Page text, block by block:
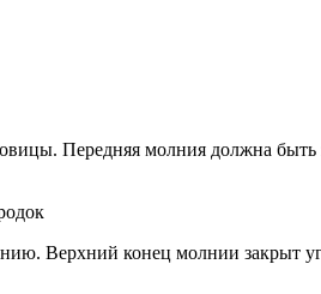
Передняя молния должна
Верхний конец молнии закрыт